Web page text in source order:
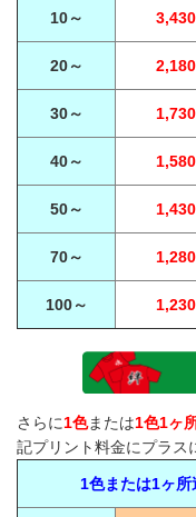
10～ 3,430
20～ 2,180
30～ 1,730
40～ 1,580
50～ 1,430
70～ 1,280
100～ 1,230
さらに1色または1色1ヶ
記プリント料金にプラス
1色または1ヶ